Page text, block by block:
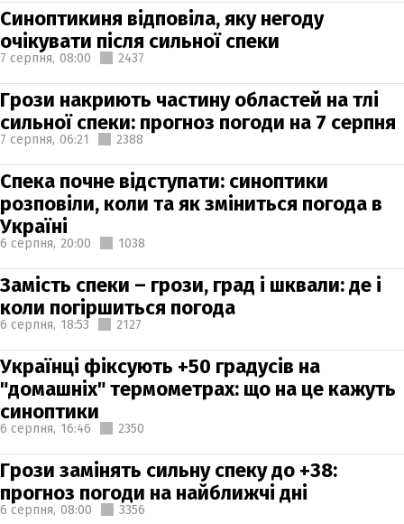
Синоптикиня відповіла, яку негоду
очікувати після сильної спеки
7 серпня, 08:00 2437
Грози накриють частину областей на тлі
сильної спеки: прогноз погоди на 7 серпня
7 серпня, 06:21 2388
Спека почне відступати: синоптики
розповіли, коли та як зміниться погода в
Україні
6 серпня, 20:00 1038
Замість спеки – грози, град і шквали: де і
коли погіршиться погода
6 серпня, 18:53 2127
Українці фіксують +50 градусів на
"домашніх" термометрах: що на це кажуть
синоптики
6 серпня, 16:46 2350
Грози замінять сильну спеку до +38:
прогноз погоди на найближчі дні
6 серпня, 08:00 3356